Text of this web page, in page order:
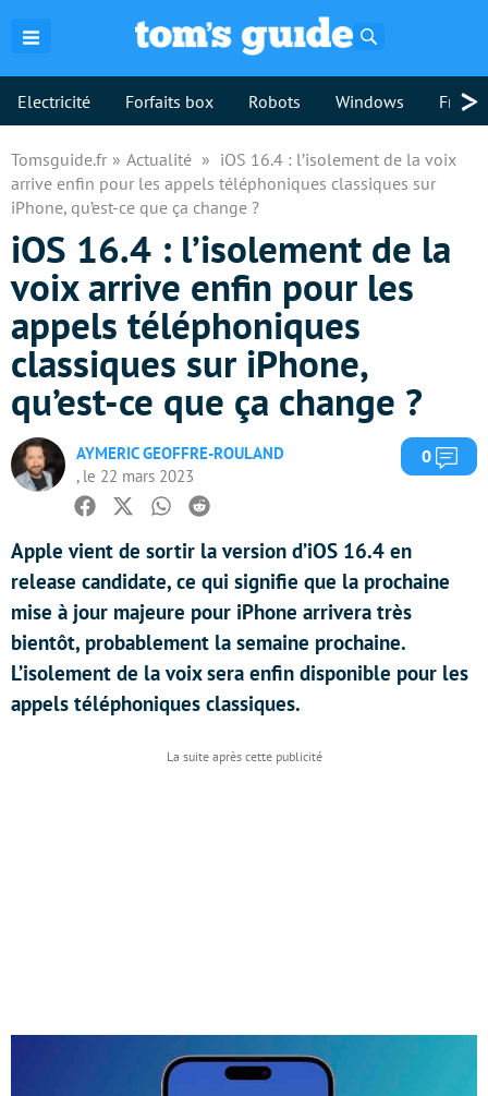
Electricité Forfaits box Robots Windows >
Tomsguide.fr Actualité
iOS 16.4 : l’isolement de la voix
arrive enfin pour les appels téléphoniques classiques sur
iPhone, qu’est-ce que ça change ?
iOS 16.4 : l’isolement de la
voix arrive enfin pour les
appels téléphoniques
classiques sur iPhone,
qu’est-ce que ça change ?
AYMERIC GEOFFRE-ROULAND
, le 22 mars 2023
0
Facebook
TwitterWhatsapp
Reddit
Apple vient de sortir la version d’iOS 16.4 en
release candidate, ce qui signifie que la prochaine
mise à jour majeure pour iPhone arrivera très
bientôt, probablement la semaine prochaine.
L’isolement de la voix sera enfin disponible pour les
appels téléphoniques classiques.